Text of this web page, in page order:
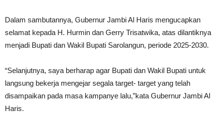
Dalam sambutannya, Gubernur Jambi Al Haris mengucapkan
selamat kepada H. Hurmin dan Gerry Trisatwika, atas dilantiknya
menjadi Bupati dan Wakil Bupati Sarolangun, periode 2025-2030.
“Selanjutnya, saya berharap agar Bupati dan Wakil Bupati untuk
langsung bekerja mengejar segala target- target yang telah
disampaikan pada masa kampanye lalu,”kata Gubernur Jambi Al
Haris.